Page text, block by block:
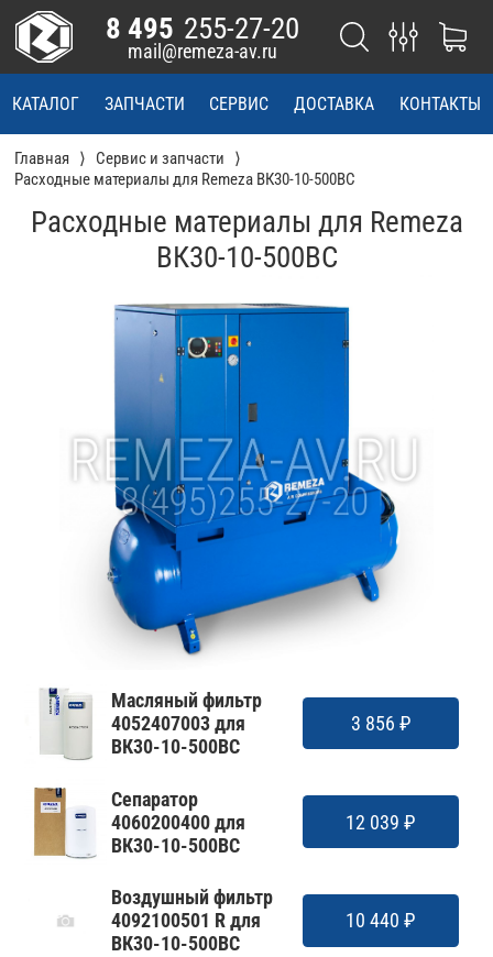
КАТАЛОГ ЗАПЧАСТИ СЕРВИС ДОСТАВКА КОНТАКТЫ
8 495 255-27-20
mail@remeza-av.ru
Главная
Сервис и запчасти
Расходные материалы для Remeza ВК30-10-500ВС
Расходные материалы для Remeza
ВК30-10-500ВС
Масляный фильтр
4052407003 для
ВК30-10-500ВС
3 856 ₽
Сепаратор
4060200400 для
ВК30-10-500ВС
12 039 ₽
Воздушный фильтр
4092100501 R для
ВК30-10-500ВС
10 440 ₽